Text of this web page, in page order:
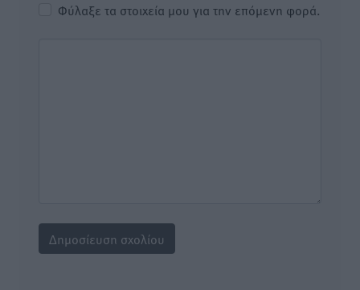
Φύλαξε τα στοιχεία μου για την επόμενη φορά.